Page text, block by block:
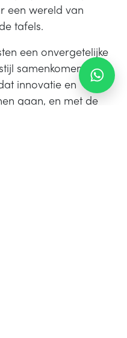
een wereld van
tafels.
een onvergetelijke
samenkomen.
innovatie en
gaan, en met de